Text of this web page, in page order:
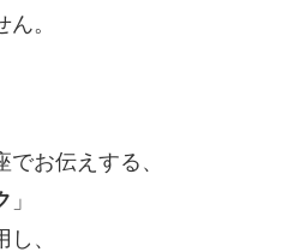
。
お伝えする、
」
、